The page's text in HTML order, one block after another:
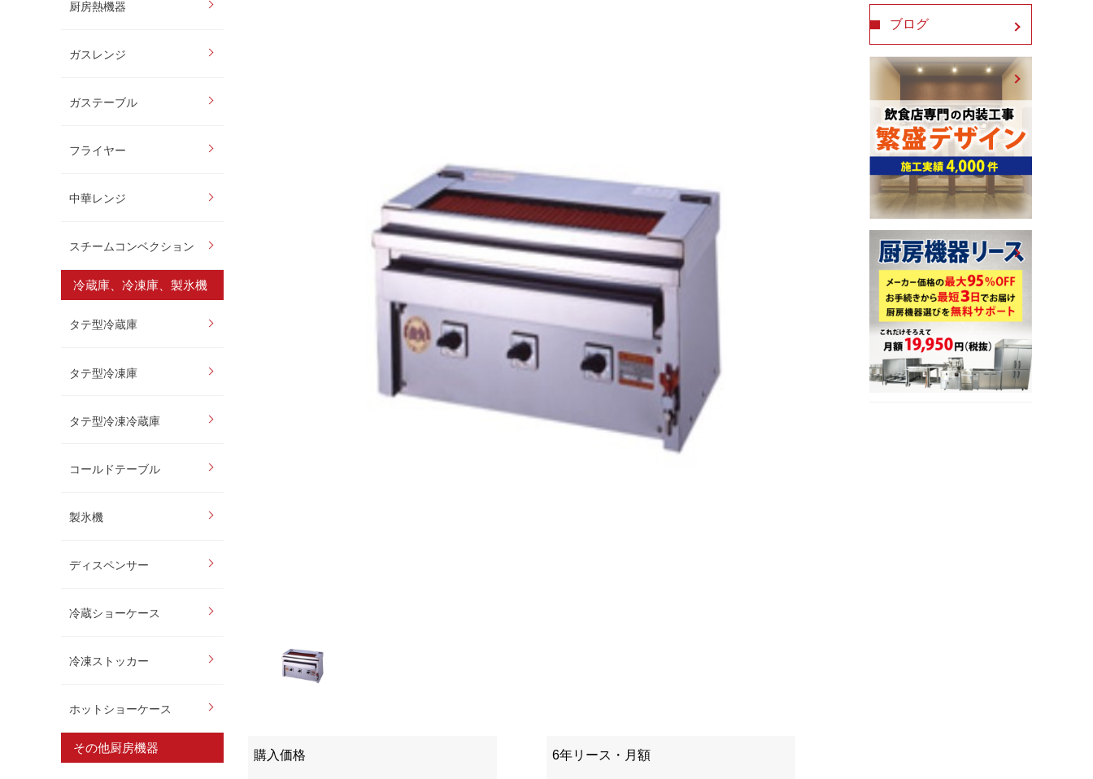
厨房熱機器
ガスレンジ
ガステーブル
フライヤー
中華レンジ
スチームコンベクション
冷蔵庫、冷凍庫、製氷機
タテ型冷蔵庫
タテ型冷凍庫
タテ型冷凍冷蔵庫
コールドテーブル
製氷機
ディスペンサー
冷蔵ショーケース
冷凍ストッカー
ホットショーケース
その他厨房機器 購入価格 6年リース・月額
ブログ